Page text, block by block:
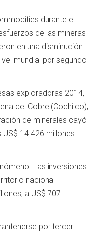
durante el
de las mineras
en una disminución
mundial por segundo
exploradoras 2014,
del Cobre (Cochilco),
de minerales cayó
US$ 14.426 millones
Las inversiones
nacional
a US$ 707
por tercer